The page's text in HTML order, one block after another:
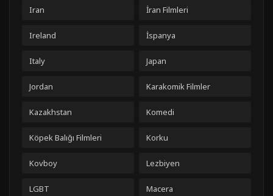
Iran İran Filmleri
Ireland İspanya
Italy Japan
Jordan Karakomik Filmler
Kazakhstan Komedi
Köpek Balığı Filmleri Korku
Kovboy Lezbiyen
LGBT Macera